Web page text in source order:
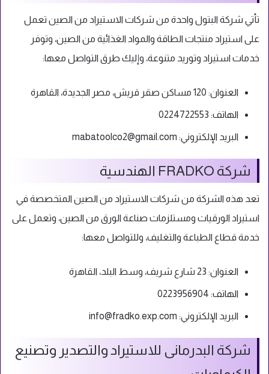
تأتي شركة البتول واحدة من شركات الاستيراد من الصين تعمل
على استيراد منتجات الطاقة والمواد الغذائية من الصين، وتوفر
خدمات استيراد وتوريد متنوعة، وإليك طرق التواصل معها:
العنوان: 120 مساكن صقر قريش، مصر الجديدة، القاهرة
الهاتف: 0224722553
البريد الإلكتروني: mabatoolco2@gmail.com
شركة FRADKO الهندسية
تعد هذه الشركة من شركات الاستيراد من الصين المتخصصة في
استيراد الورقيات ومستلزمات صناعة الورق من الصين، وتعمل على
خدمة قطاع الطباعة والتغليف، وللتواصل معها:
العنوان: 23 شارع شريف، وسط البلد، القاهرة
الهاتف: 0223956904
البريد الإلكتروني: info@fradko.exp.com
شركة البدرمانى للاستيراد والتصدير وتصنيع